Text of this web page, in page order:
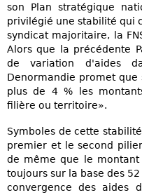
son Plan stratégique
privilégié une stabilité qui
syndicat majoritaire, la
Alors que la précédente
de variation d'aides
Denormandie promet
plus de 4 % les
filière ou territoire».
Symboles de cette
premier et le second
de même que le
toujours sur la base des
convergence des aides